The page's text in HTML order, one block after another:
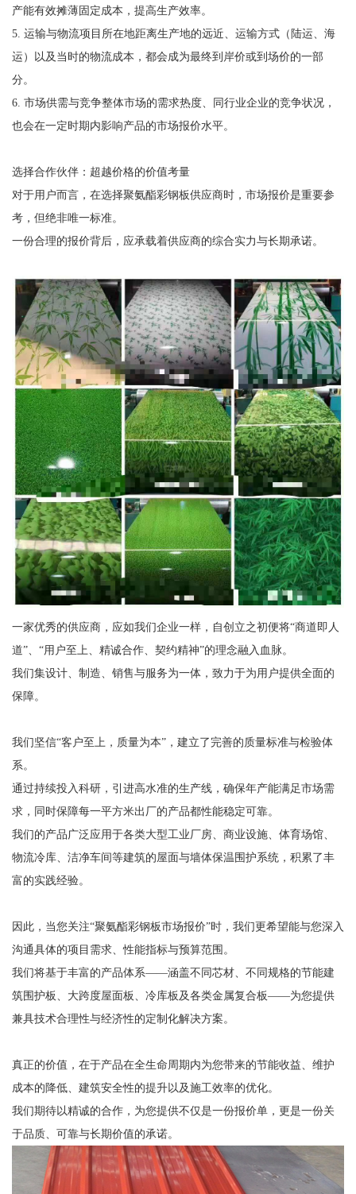
产能有效摊薄固定成本，提高生产效率。
5. 运输与物流项目所在地距离生产地的远近、运输方式（陆运、海
运）以及当时的物流成本，都会成为最终到岸价或到场价的一部
分。
6. 市场供需与竞争整体市场的需求热度、同行业企业的竞争状况，
也会在一定时期内影响产品的市场报价水平。
选择合作伙伴：超越价格的价值考量
对于用户而言，在选择聚氨酯彩钢板供应商时，市场报价是重要参
考，但绝非唯一标准。
一份合理的报价背后，应承载着供应商的综合实力与长期承诺。
一家优秀的供应商，应如我们企业一样，自创立之初便将“商道即人
道”、“用户至上、精诚合作、契约精神”的理念融入血脉。
我们集设计、制造、销售与服务为一体，致力于为用户提供全面的
保障。
我们坚信“客户至上，质量为本”，建立了完善的质量标准与检验体
系。
通过持续投入科研，引进高水准的生产线，确保年产能满足市场需
求，同时保障每一平方米出厂的产品都性能稳定可靠。
我们的产品广泛应用于各类大型工业厂房、商业设施、体育场馆、
物流冷库、洁净车间等建筑的屋面与墙体保温围护系统，积累了丰
富的实践经验。
因此，当您关注“聚氨酯彩钢板市场报价”时，我们更希望能与您深入
沟通具体的项目需求、性能指标与预算范围。
我们将基于丰富的产品体系——涵盖不同芯材、不同规格的节能建
筑围护板、大跨度屋面板、冷库板及各类金属复合板——为您提供
兼具技术合理性与经济性的定制化解决方案。
真正的价值，在于产品在全生命周期内为您带来的节能收益、维护
成本的降低、建筑安全性的提升以及施工效率的优化。
我们期待以精诚的合作，为您提供不仅是一份报价单，更是一份关
于品质、可靠与长期价值的承诺。